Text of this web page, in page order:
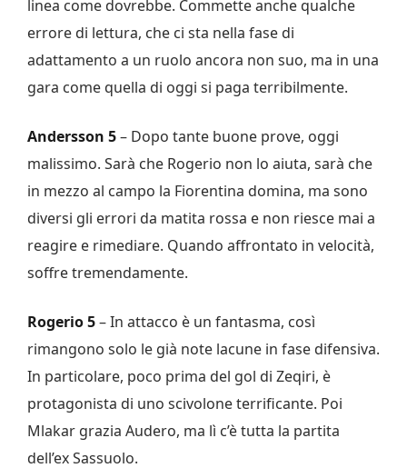
linea come dovrebbe. Commette anche qualche
errore di lettura, che ci sta nella fase di
adattamento a un ruolo ancora non suo, ma in una
gara come quella di oggi si paga terribilmente.
Andersson 5– Dopo tante buone prove, oggi
malissimo. Sarà che Rogerio non lo aiuta, sarà che
in mezzo al campo la Fiorentina domina, ma sono
diversi gli errori da matita rossa e non riesce mai a
reagire e rimediare. Quando affrontato in velocità,
soffre tremendamente.
Rogerio 5– In attacco è un fantasma, così
rimangono solo le già note lacune in fase difensiva.
In particolare, poco prima del gol di Zeqiri, è
protagonista di uno scivolone terrificante. Poi
Mlakar grazia Audero, ma lì c’è tutta la partita
dell’ex Sassuolo.